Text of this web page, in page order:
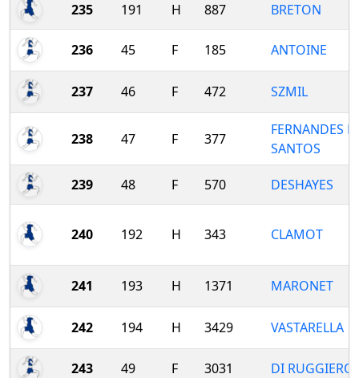
235 191 H 887 BRETON
236 45 F 185 ANTOINE
237 46 F 472 SZMIL
238 47 F 377
FERNANDES
SANTOS
239 48 F 570 DESHAYES
240 192 H 343 CLAMOT
241 193 H 1371 MARONET
242 194 H 3429 VASTARELLA
243 49 F 3031 DI RUGGIERO